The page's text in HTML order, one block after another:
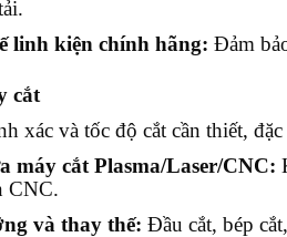
linh kiện chính hãng: Đảm
cắt
xác và tốc độ cắt cần thiết,
máy cắt Plasma/Laser/CNC:
CNC.
và thay thế: Đầu cắt, bép